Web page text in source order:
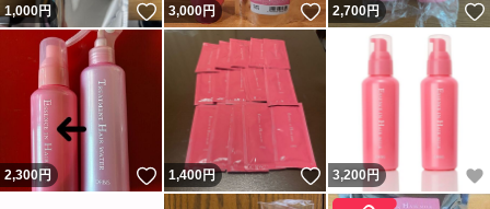
1,000円 いいね！
3,000円 いいね！
2,700円
2,300円 いいね！
1,400円 いいね！
3,200円